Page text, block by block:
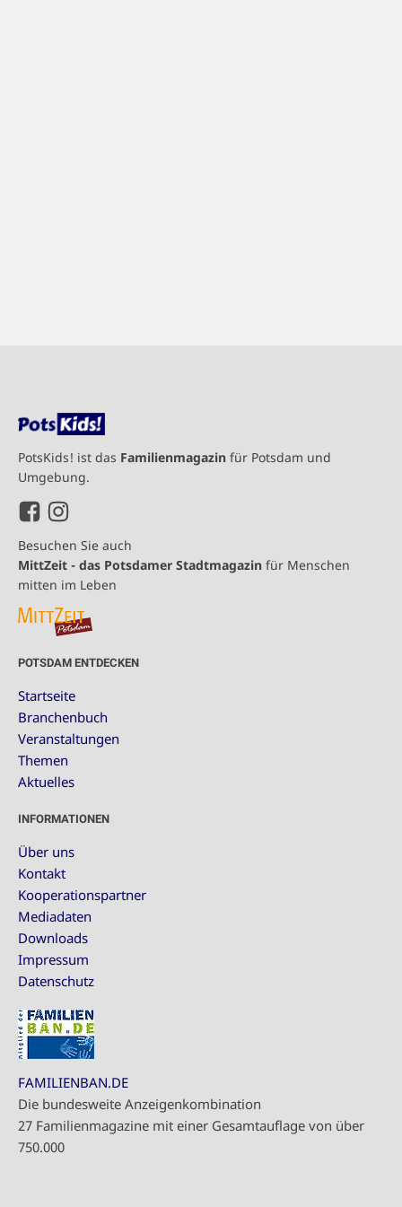
PotsKids! ist das Familienmagazin für Potsdam und
Umgebung.
Besuchen Sie auch
MittZeit - das Potsdamer Stadtmagazin für Menschen
mitten im Leben
POTSDAM ENTDECKEN
Startseite
Branchenbuch
Veranstaltungen
Themen
Aktuelles
INFORMATIONEN
Über uns
Kontakt
Kooperationspartner
Mediadaten
Downloads
Impressum
Datenschutz
FAMILIENBAN.DE
Die bundesweite Anzeigenkombination
27 Familienmagazine mit einer Gesamtauflage von über
750.000